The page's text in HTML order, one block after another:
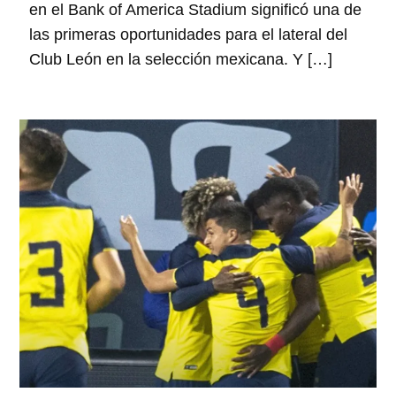
en el Bank of America Stadium significó una de
las primeras oportunidades para el lateral del
Club León en la selección mexicana. Y […]